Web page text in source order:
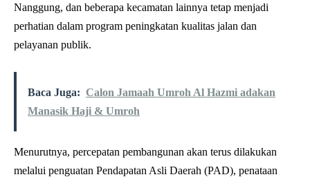
Nanggung, dan beberapa kecamatan lainnya tetap menjadi
perhatian dalam program peningkatan kualitas jalan dan
pelayanan publik.
Baca Juga: Calon Jamaah Umroh Al Hazmi adakan
Manasik Haji & Umroh
Menurutnya, percepatan pembangunan akan terus dilakukan
melalui penguatan Pendapatan Asli Daerah (PAD), penataan